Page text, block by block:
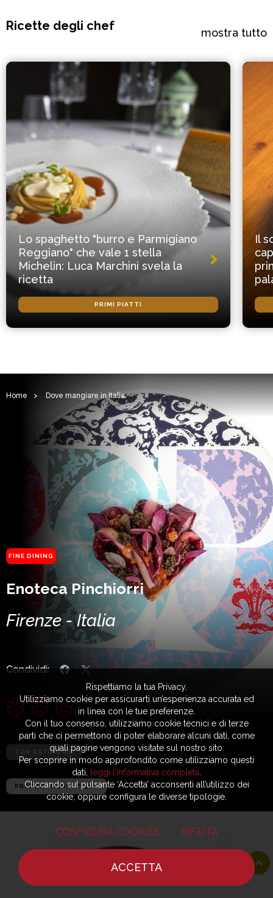
Ricette degli chef mostra tutto
Lo spaghetto "burro e Parmigiano
Reggiano" che vale 1 stella
Michelin: Luca Marchini svela la
ricetta
PRIMI PIATTI
Il
Home > Dove mangiare in Italia
FINE DINING
Enoteca Pinchiorri
Firenze - Italia
Condividi:
TOP RATING RG
PREZZO MEDIO: € 400
Rispettiamo la tua Privacy.
Utilizziamo cookie per assicurarti un’esperienza accurata ed
in linea con le tue preferenze.
Con il tuo consenso, utilizziamo cookie tecnici e di terze
parti che ci permettono di poter elaborare alcuni dati, come
quali pagine vengono visitate sul nostro sito.
Per scoprire in modo approfondito come utilizziamo questi
dati,
leggi l’informativa completa
Cliccando sul pulsante ‘Accetta’ acconsenti all’utilizzo dei
cookie, oppure configura le diverse tipologie.
CONFIGURA COOKIES RIFIUTA
ACCETTA